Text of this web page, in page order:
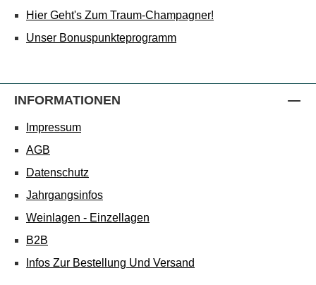
Hier Geht's Zum Traum-Champagner!
Unser Bonuspunkteprogramm
INFORMATIONEN
Impressum
AGB
Datenschutz
Jahrgangsinfos
Weinlagen - Einzellagen
B2B
Infos Zur Bestellung Und Versand